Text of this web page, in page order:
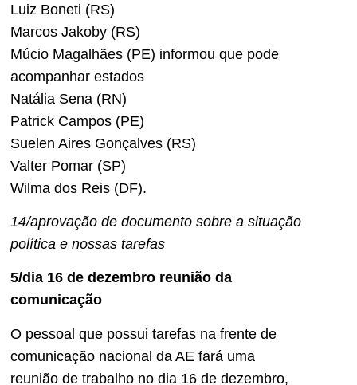
Luiz Boneti (RS)
Marcos Jakoby (RS)
Múcio Magalhães (PE) informou que pode
acompanhar estados
Natália Sena (RN)
Patrick Campos (PE)
Suelen Aires Gonçalves (RS)
Valter Pomar (SP)
Wilma dos Reis (DF).
14/aprovação de documento sobre a situação
política e nossas tarefas
5/dia 16 de dezembro reunião da
comunicação
O pessoal que possui tarefas na frente de
comunicação nacional da AE fará uma
reunião de trabalho no dia 16 de dezembro,